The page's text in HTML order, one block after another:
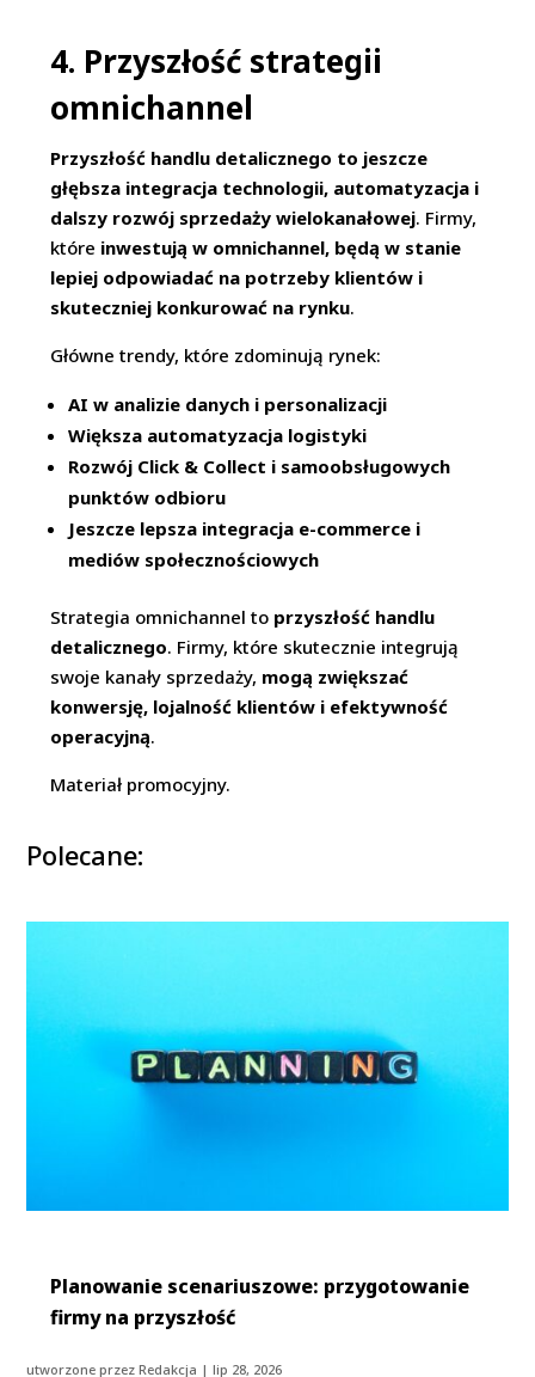
4. Przyszłość strategii
omnichannel
Przyszłość handlu detalicznego to jeszcze
głębsza integracja technologii, automatyzacja i
dalszy rozwój sprzedaży wielokanałowej. Firmy,
które inwestują w omnichannel, będą w stanie
lepiej odpowiadać na potrzeby klientów i
skuteczniej konkurować na rynku.
Główne trendy, które zdominują rynek:
AI w analizie danych i personalizacji
Większa automatyzacja logistyki
Rozwój Click & Collect i samoobsługowych
punktów odbioru
Jeszcze lepsza integracja e-commerce i
mediów społecznościowych
Strategia omnichannel to przyszłość handlu
detalicznego. Firmy, które skutecznie integrują
swoje kanały sprzedaży, mogą zwiększać
konwersję, lojalność klientów i efektywność
operacyjną.
Materiał promocyjny.
Polecane:
Planowanie scenariuszowe: przygotowanie
firmy na przyszłość
utworzone przezRedakcja |lip 28, 2026